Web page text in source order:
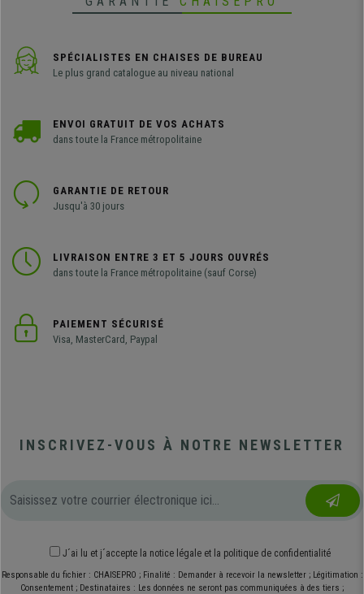
SPÉCIALISTES EN CHAISES DE BUREAU
Le plus grand catalogue au niveau national
ENVOI GRATUIT DE VOS ACHATS
dans toute la France métropolitaine
GARANTIE DE RETOUR
Jusqu'à 30 jours
LIVRAISON ENTRE 3 ET 5 JOURS OUVRÉS
dans toute la France métropolitaine (sauf Corse)
PAIEMENT SÉCURISÉ
Visa, MasterCard, Paypal
INSCRIVEZ-VOUS À NOTRE NEWSLETTER
J´ai lu et j´accepte la notice légale et la politique de confidentialité
Responsable du fichier : CHAISEPRO ; Finalité : Demander à recevoir la newsletter ; Légitimation :
Consentement ; Destinataires : Les données ne seront pas communiquées à des tiers ;